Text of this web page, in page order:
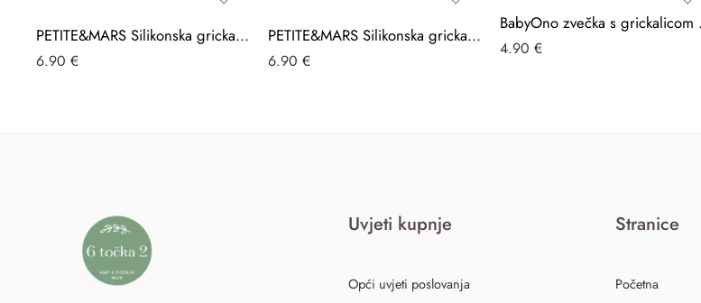
PETITE&MARS Silikonska grickalica za zube 0 m+ Take&Match, Intense Ochre
6.90 €
PETITE&MARS Silikonska grickalica za zube 0 m+ Take&Match, Misty Green
6.90 €
4.90 €
Uvjeti kupnje
Opći uvjeti poslovanja
Stranice
Početna